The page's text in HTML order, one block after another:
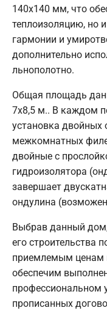
140х140 мм, что
теплоизоляцию, но
гармонии и
дополнительно
льнополотно.
Общая площадь
7х8,5 м.. В каждом
установка двойных
межкомнатных
двойные с
гидроизолятора
завершает
ондулина
Выбрав данный
его строительства
приемлемым ценам
обеспечим
профессиональном
прописанных